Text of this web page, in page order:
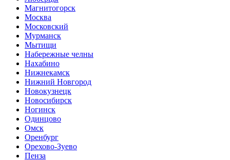
Магнитогорск
Москва
Московский
Мурманск
Мытищи
Набережные челны
Нахабино
Нижнекамск
Нижний Новгород
Новокузнецк
Новосибирск
Ногинск
Одинцово
Омск
Оренбург
Орехово-Зуево
Пенза